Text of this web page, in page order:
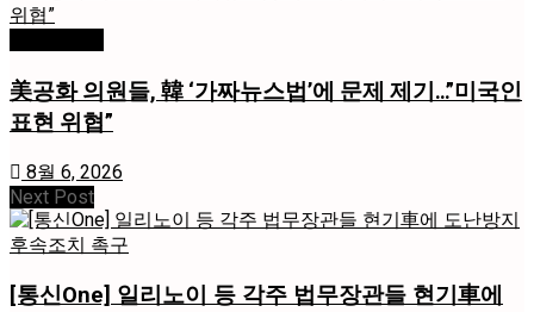
美공화 의원들, 韓 ‘가짜뉴스법’에 문제 제기…”미국인
표현 위협”
8월 6, 2026
Next Post
[통신One] 일리노이 등 각주 법무장관들 현기車에